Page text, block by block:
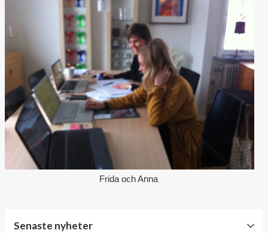
Frida och Anna
Senaste nyheter